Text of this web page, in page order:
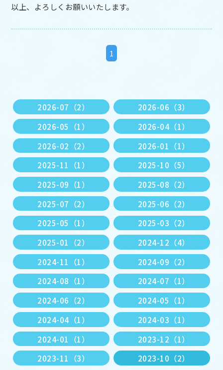
以上、よろしくお願いいたします。
1
2026-07（2）
2026-06（3）
2026-05（1）
2026-04（1）
2026-02（2）
2026-01（1）
2025-11（1）
2025-10（5）
2025-09（1）
2025-08（2）
2025-07（2）
2025-06（2）
2025-05（1）
2025-03（2）
2025-01（2）
2024-12（4）
2024-11（1）
2024-09（2）
2024-08（1）
2024-07（1）
2024-06（2）
2024-05（1）
2024-04（1）
2024-03（1）
2024-01（1）
2023-12（1）
2023-11（3）
2023-10（2）